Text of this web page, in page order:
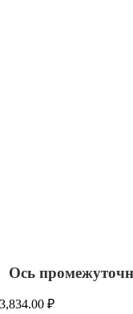
Ось
3,834.00₽